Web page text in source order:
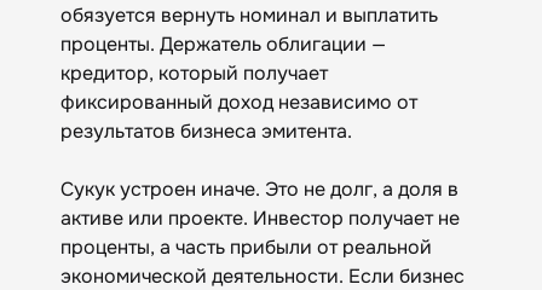
обязуется вернуть номинал и выплатить
проценты. Держатель облигации —
кредитор, который получает
фиксированный доход независимо от
результатов бизнеса эмитента.
Сукук устроен иначе. Это не долг, а доля в
активе или проекте. Инвестор получает не
проценты, а часть прибыли от реальной
экономической деятельности. Если бизнес